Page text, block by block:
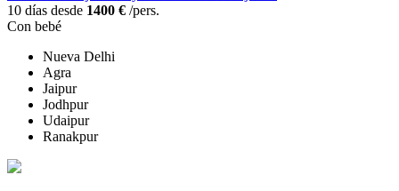
10 días desde 1400 € /pers.
Con bebé
Nueva Delhi
Agra
Jaipur
Jodhpur
Udaipur
Ranakpur